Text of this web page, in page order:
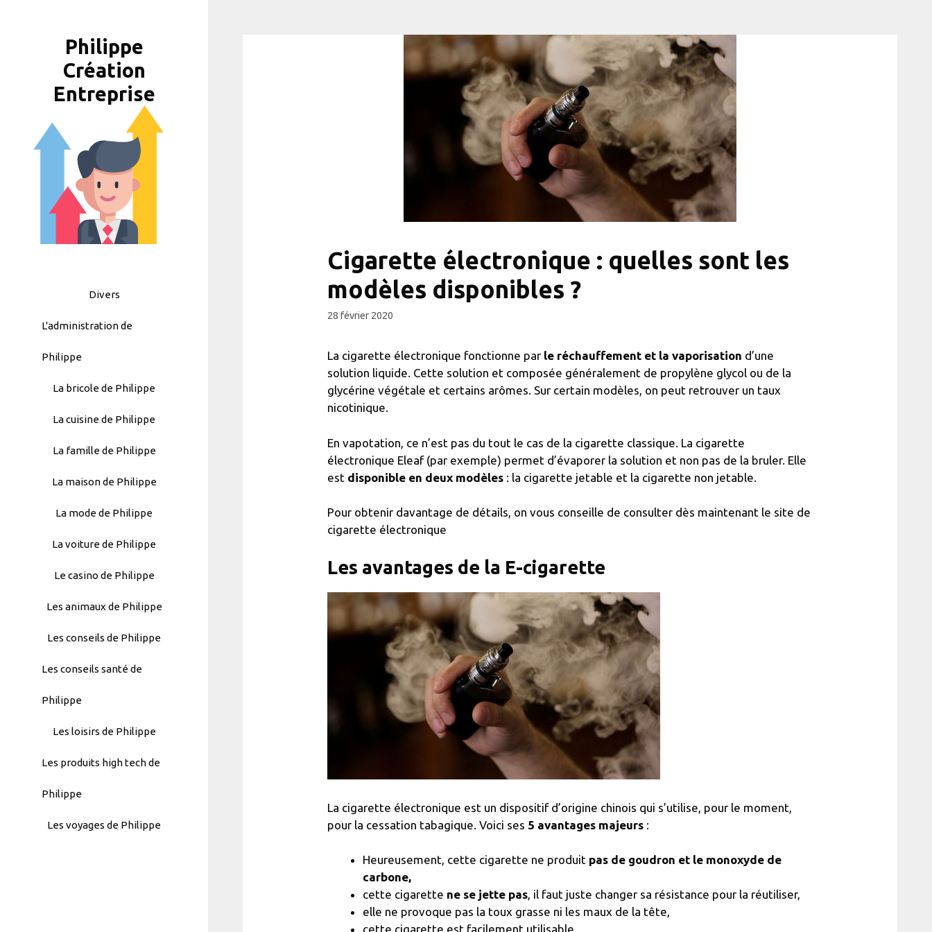
Philippe
Création
Entreprise
Divers
L'administration de
Philippe
La bricole de Philippe
La cuisine de Philippe
La famille de Philippe
La maison de Philippe
La mode de Philippe
La voiture de Philippe
Le casino de Philippe
Les animaux de Philippe
Les conseils de Philippe
Les conseils santé de
Philippe
Les loisirs de Philippe
Les produits high tech de
Philippe
Les voyages de Philippe
Hierarchic
Categories
Menu
Version
Atakan
Au
https://atakanau.blogspot.com/2021/01/automatic-
category-
Cigarette électronique : quelles sont les
modèles disponibles ?
28 février 2020
La cigarette électronique fonctionne par le réchauffement et la vaporisation d’une
solution liquide. Cette solution et composée généralement de propylène glycol ou de la
glycérine végétale et certains arômes. Sur certain modèles, on peut retrouver un taux
nicotinique.
En vapotation, ce n’est pas du tout le cas de la cigarette classique. La cigarette
électronique Eleaf (par exemple) permet d’évaporer la solution et non pas de la bruler. Elle
est disponible en deux modèles : la cigarette jetable et la cigarette non jetable.
Pour obtenir davantage de détails, on vous conseille de consulter dès maintenant le site de
cigarette électronique
Les avantages de la E-cigarette
La cigarette électronique est un dispositif d’origine chinois qui s’utilise, pour le moment,
pour la cessation tabagique. Voici ses 5 avantages majeurs :
Heureusement, cette cigarette ne produit pas de goudron et le monoxyde de
carbone,
cette cigarette ne se jette pas, il faut juste changer sa résistance pour la réutiliser,
elle ne provoque pas la toux grasse ni les maux de la tête,
cette cigarette est facilement utilisable,